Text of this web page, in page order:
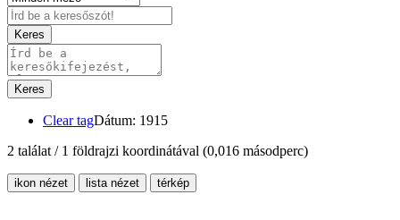
Keres
Keres
Clear tagDátum: 1915
2 találat / 1 földrajzi koordinátával (0,016 másodperc)
ikon nézet lista nézet térkép